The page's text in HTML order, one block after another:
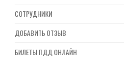
СОТРУДНИКИ
ДОБАВИТЬ ОТЗЫВ
БИЛЕТЫ ПДД ОНЛАЙН